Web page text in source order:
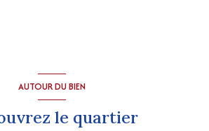
AUTOUR DU BIEN
le quartier